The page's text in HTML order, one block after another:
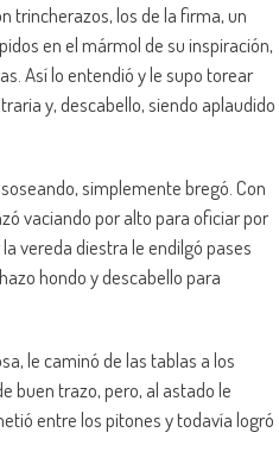
trincherazos, los de la firma, un
en el mármol de su inspiración,
Así lo entendió y le supo torear
y, descabello, siendo aplaudido
simplemente bregó. Con
vaciando por alto para oficiar por
vereda diestra le endilgó pases
hondo y descabello para
le caminó de las tablas a los
buen trazo, pero, al astado le
entre los pitones y todavía logró